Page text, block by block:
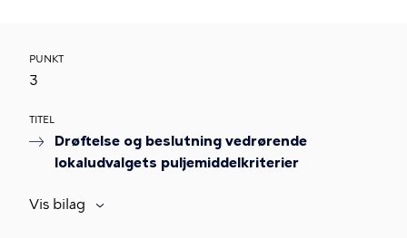
PUNKT
3
TITEL
Drøftelse og beslutning vedrørende
lokaludvalgets puljemiddelkriterier
Vis bilag